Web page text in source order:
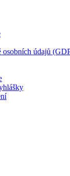
osobních údajů